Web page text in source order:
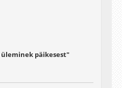
üleminek päikesest"